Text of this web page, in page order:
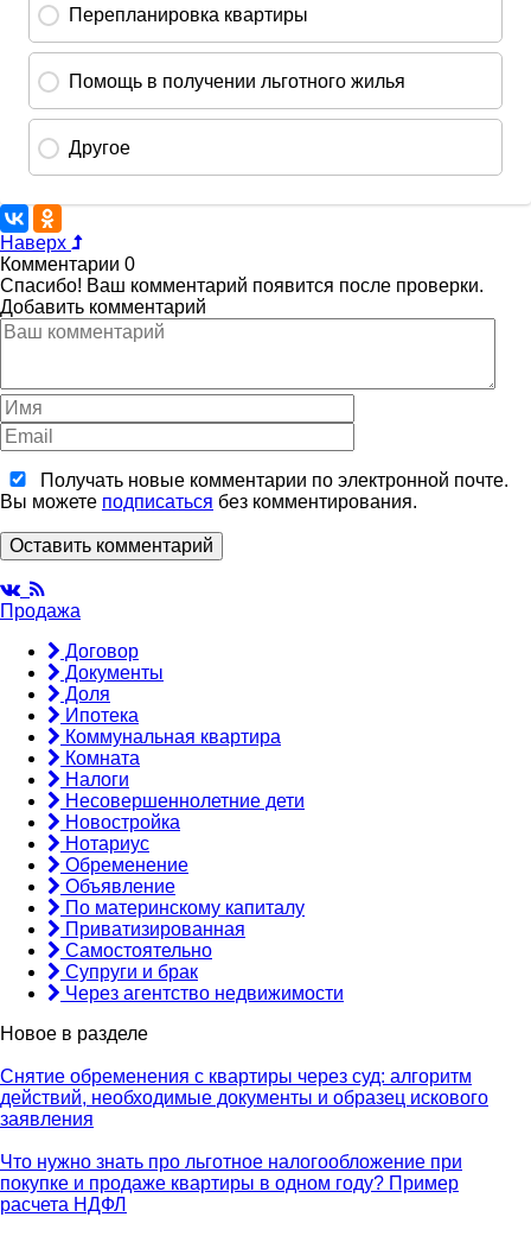
Наверх
Комментарии 0
Спасибо! Ваш комментарий появится после проверки.
Добавить комментарий
Получать новые комментарии по электронной почте.
Вы можете подписаться без комментирования.
Оставить комментарий
Продажа
Договор
Документы
Доля
Ипотека
Коммунальная квартира
Комната
Налоги
Несовершеннолетние дети
Новостройка
Нотариус
Обременение
Объявление
По материнскому капиталу
Приватизированная
Самостоятельно
Супруги и брак
Через агентство недвижимости
Новое в разделе
Снятие обременения с квартиры через суд: алгоритм
действий, необходимые документы и образец искового
заявления
Что нужно знать про льготное налогообложение при
покупке и продаже квартиры в одном году? Пример
расчета НДФЛ